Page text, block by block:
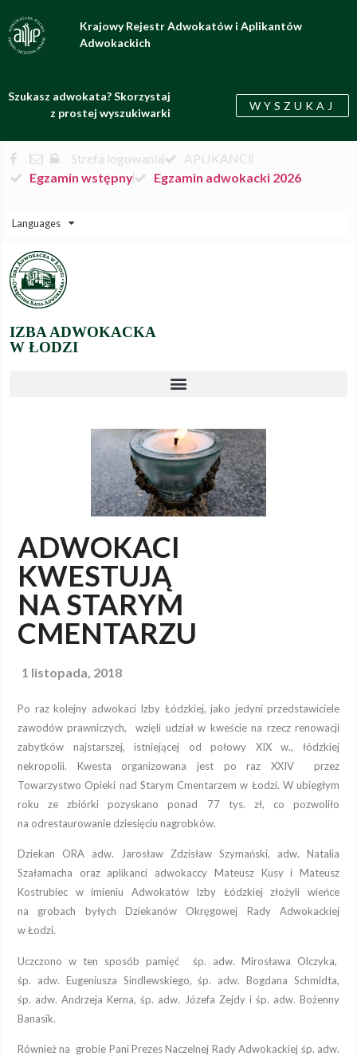
Krajowy Rejestr Adwokatów i Aplikantów
Adwokackich
Szukasz adwokata? Skorzystaj
z prostej wyszukiwarki
WYSZUKAJ
Strefa logowania
APLIKANCI
Egzamin wstępny
Egzamin adwokacki 2026
Languages
IZBA ADWOKACKA
W ŁODZI
ADWOKACI
KWESTUJĄ
NA STARYM
CMENTARZU
1 listopada, 2018
Po raz kolejny adwokaci Izby Łódzkiej, jako jedyni przedstawiciele
zawodów prawniczych, wzięli udział w kweście na rzecz renowacji
zabytków najstarszej, istniejącej od połowy XIX w., łódzkiej
nekropolii. Kwesta organizowana jest po raz XXIV przez
Towarzystwo Opieki nad Starym Cmentarzem w Łodzi. W ubiegłym
roku ze zbiórki pozyskano ponad 77 tys. zł, co pozwoliło
na odrestaurowanie dziesięciu nagrobków.
Dziekan ORA adw. Jarosław Zdzisław Szymański, adw. Natalia
Szałamacha oraz aplikanci adwokaccy Mateusz Kusy i Mateusz
Kostrubiec w imieniu Adwokatów Izby Łódzkiej złożyli wieńce
na grobach byłych Dziekanów Okręgowej Rady Adwokackiej
w Łodzi.
Uczczono w ten sposób pamięć śp. adw. Mirosława Olczyka,
śp. adw. Eugeniusza Sindlewskiego, śp. adw. Bogdana Schmidta,
śp. adw. Andrzeja Kerna, śp. adw. Józefa Zejdy i śp. adw. Bożenny
Banasik.
Również na grobie Pani Prezes Naczelnej Rady Adwokackiej śp. adw.